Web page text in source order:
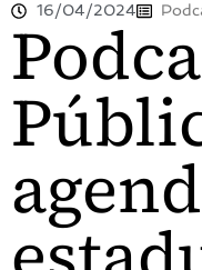
16/04/2024